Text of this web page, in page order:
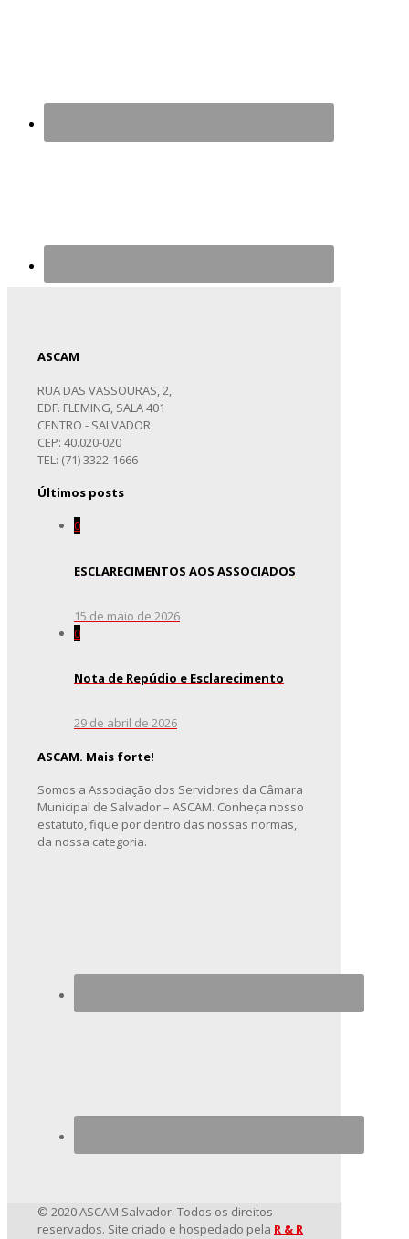
ASCAM
RUA DAS VASSOURAS, 2,
EDF. FLEMING, SALA 401
CENTRO - SALVADOR
CEP: 40.020-020
TEL: (71) 3322-1666
Últimos posts
0
ESCLARECIMENTOS AOS ASSOCIADOS
15 de maio de 2026
0
Nota de Repúdio e Esclarecimento
29 de abril de 2026
ASCAM. Mais forte!
Somos a Associação dos Servidores da Câmara
Municipal de Salvador – ASCAM. Conheça nosso
estatuto, fique por dentro das nossas normas,
da nossa categoria.
© 2020 ASCAM Salvador. Todos os direitos
reservados. Site criado e hospedado pela R & R